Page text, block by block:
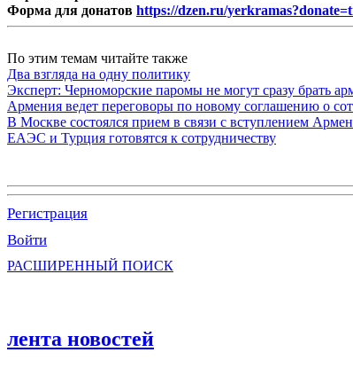
Форма для донатов https://dzen.ru/
По этим темам читайте также
Два взгляда на одну политику
Эксперт: Черноморские паромы не могут сразу брать
Армения ведет переговоры по новому соглашению о
В Москве состоялся прием в связи с вступлением
ЕАЭС и Турция готовятся к сотрудничеству
Регистрация
Войти
РАСШИРЕННЫЙ ПОИСК
лента новостей